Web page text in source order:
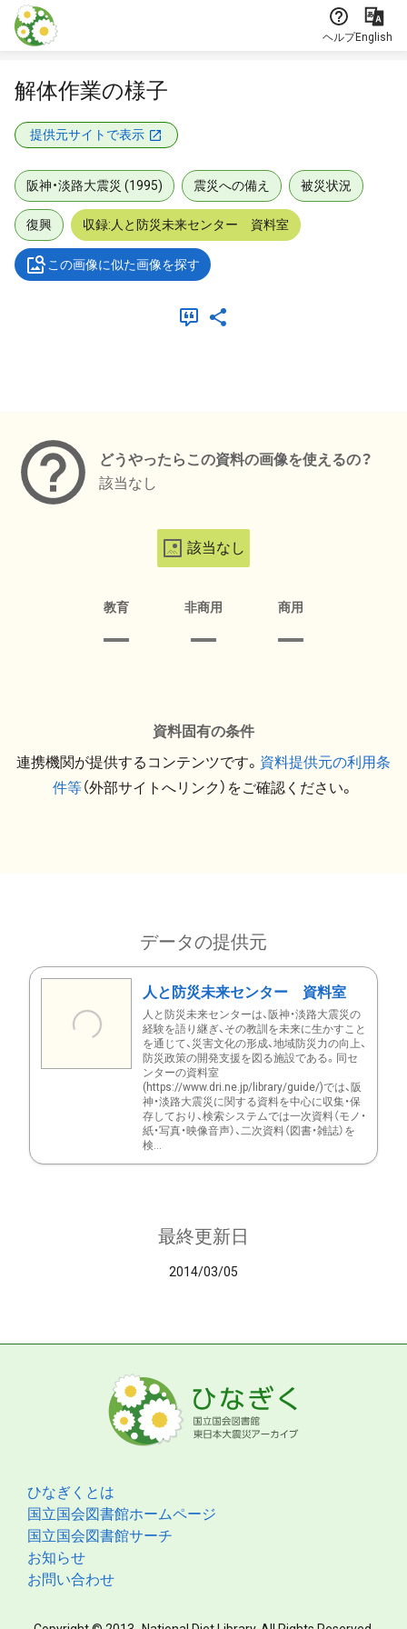
本文に飛ぶ
ヘルプEnglish
解体作業の様子
提供元サイトで表示
阪神・淡路大震災 (1995) 震災への備え 被災状況
復興 収録:人と防災未来センター 資料室
この画像に似た画像を探す
どうやったらこの資料の画像を使えるの？
該当なし
該当なし
教育 非商用 商用
資料固有の条件
連携機関が提供するコンテンツです。 資料提供元の利用条
件等（外部サイトへリンク）をご確認ください。
データの提供元
人と防災未来センター 資料室
人と防災未来センターは、阪神・淡路大震災の
経験を語り継ぎ、その教訓を未来に生かすこと
を通じて、災害文化の形成、地域防災力の向上、
防災政策の開発支援を図る施設である。同セ
ンターの資料室
(https://www.dri.ne.jp/library/guide/)では、阪
神・淡路大震災に関する資料を中心に収集・保
存しており、検索システムでは一次資料（モノ・
紙・写真・映像音声）、二次資料（図書・雑誌）を
検...
最終更新日
2014/03/05
ひなぎくとは
国立国会図書館ホームページ
国立国会図書館サーチ
お知らせ
お問い合わせ